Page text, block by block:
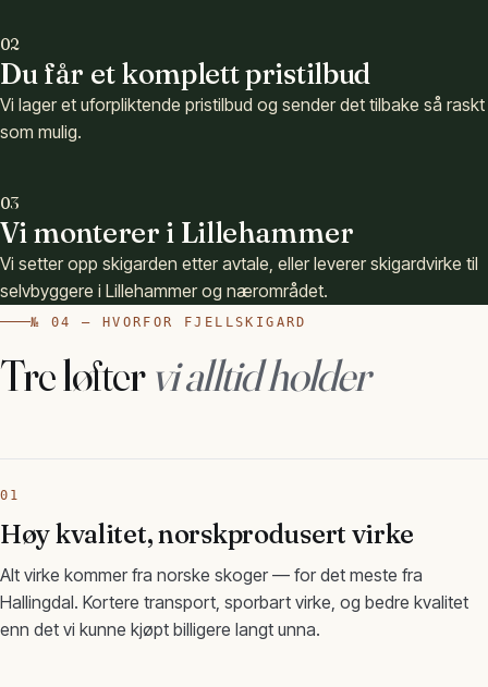
02
Du får et komplett pristilbud
Vi lager et uforpliktende pristilbud og sender det tilbake så raskt
som mulig.
03
Vi monterer i Lillehammer
Vi setter opp skigarden etter avtale, eller leverer skigardvirke til
selvbyggere i Lillehammer og nærområdet.
№ 04 — HVORFOR FJELLSKIGARD
Tre løftervi alltid holder
01
Høy kvalitet, norskprodusert virke
Alt virke kommer fra norske skoger — for det meste fra
Hallingdal. Kortere transport, sporbart virke, og bedre kvalitet
enn det vi kunne kjøpt billigere langt unna.